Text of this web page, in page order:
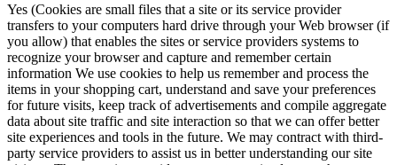
Yes (Cookies are small files that a site or its service provider
transfers to your computers hard drive through your Web browser (if
you allow) that enables the sites or service providers systems to
recognize your browser and capture and remember certain
information We use cookies to help us remember and process the
items in your shopping cart, understand and save your preferences
for future visits, keep track of advertisements and compile aggregate
data about site traffic and site interaction so that we can offer better
site experiences and tools in the future. We may contract with third-
party service providers to assist us in better understanding our site